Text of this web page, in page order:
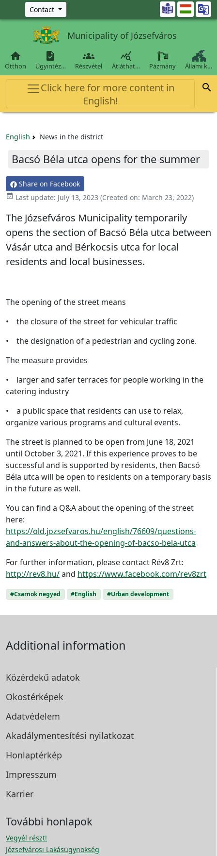
Ugrás a fő tartalomra
Contact 
Municipality of Józsefváros

Otthon

Ügyintéz…

Részvétel

Átláthat… Pázmány Állami k…
Click here for more content in
English!

English News in the district
Bacsó Béla utca opens for the summer
Share on Facebook
 Last update: July 13, 2023 (Created on: March 23, 2022)
The Józsefváros Municipality temporarily
opens the section of Bacsó Béla utca between
Vásár utca and Bérkocsis utca for local
residents and local businesses.
The opening of the street means
• the closure of the street for vehicular traffic
• the designation of a pedestrian and cycling zone.
The measure provides
• larger and safer terraces for people working in the
catering industry
• a public space that residents can use to relax,
organize various programs and cultural events.
The street is planned to be open from June 18, 2021
until October 3, 2021. If this experience proves to be
successful and is supported by residents, then Bacsó
Béla utca will be open to residents on a temporary basis
in the future as well.
You can find a Q&A about the opening of the street
here:
https://old.jozsefvaros.hu/english/76609/questions-
and-answers-about-the-opening-of-bacso-bela-utca
For further information, please contact Rév8 Zrt:
http://rev8.hu/and https://www.facebook.com/rev8zrt
#Csarnok negyed #English #Urban development
Additional information
Közérdekű adatok
Okostérképek
Adatvédelem
Akadálymentesítési nyilatkozat
Honlaptérkép
Impresszum
Karrier
További honlapok
Vegyél részt!
Józsefvárosi Lakásügynökség